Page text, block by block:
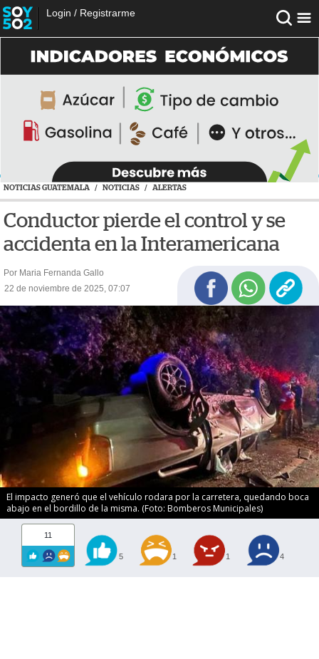
Login / Registrarme
NOTICIAS GUATEMALA / NOTICIAS / ALERTAS
Conductor pierde el control y se
accidenta en la Interamericana
Por Maria Fernanda Gallo
22 de noviembre de 2025, 07:07
El impacto generó que el vehículo rodara por la carretera, quedando boca
abajo en el bordillo de la misma. (Foto: Bomberos Municipales)
11
5 1 1 4